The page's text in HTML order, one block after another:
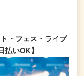
・フェス・ライブ
払いOK】